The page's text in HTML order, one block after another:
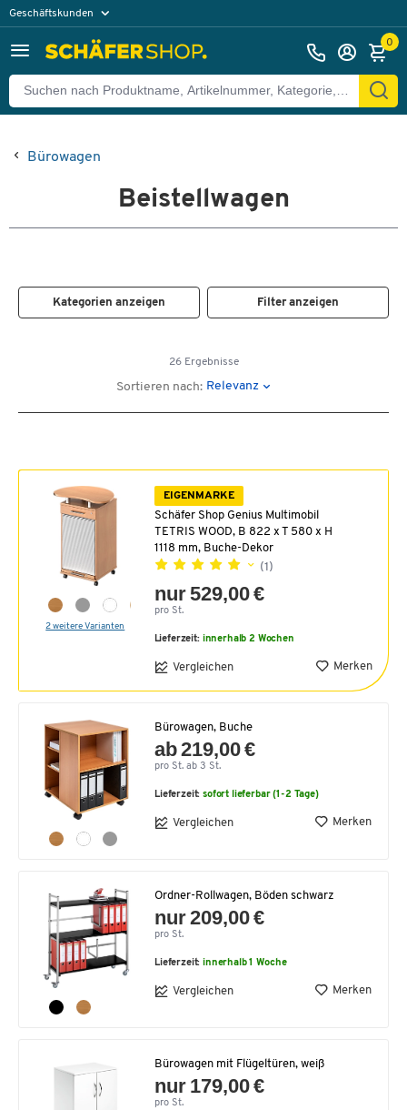
Geschäftskunden
0
Bürowagen
Beistellwagen
Kategorien anzeigen Filter anzeigen
26 Ergebnisse
Sortieren nach: Relevanz
2 weitere Varianten
EIGENMARKE
Schäfer Shop Genius Multimobil
TETRIS WOOD, B 822 x T 580 x H
1118 mm, Buche-Dekor
(1)
nur 529,00 €
pro St.
Lieferzeit: innerhalb 2 Wochen
Vergleichen Merken
Bürowagen, Buche
ab 219,00 €
pro St. ab 3 St.
Lieferzeit:sofort lieferbar (1-2 Tage)
Vergleichen Merken
Ordner-Rollwagen, Böden schwarz
nur 209,00 €
pro St.
Lieferzeit:innerhalb 1 Woche
Vergleichen Merken
Bürowagen mit Flügeltüren, weiß
nur 179,00 €
pro St.